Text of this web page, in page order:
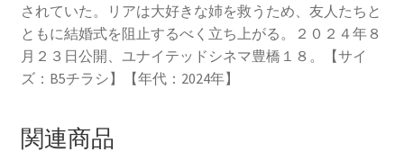
されていた。リアは大好きな姉を救うため、友人たちと
ともに結婚式を阻止するべく立ち上がる。２０２４年８
月２３日公開、ユナイテッドシネマ豊橋１８。【サイ
ズ：B5チラシ】【年代：2024年】
関連商品